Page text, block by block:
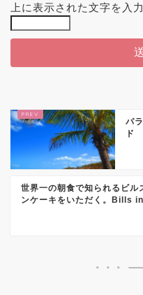
上に表示された文字を入
パ
ド
世界一の朝食で知られるビル
ンケーキをいただく。Bills